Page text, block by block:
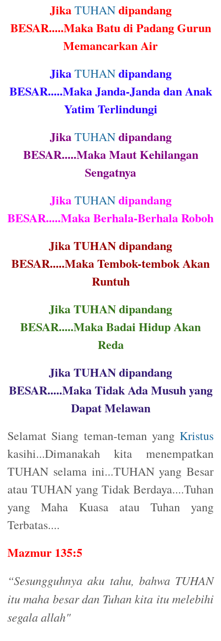
JikaTUHANdipandang
BESAR.....Maka Batu di Padang Gurun
Memancarkan Air
JikaTUHANdipandang
BESAR.....Maka Janda-Janda dan Anak
Yatim Terlindungi
JikaTUHANdipandang
BESAR.....Maka Maut Kehilangan
Sengatnya
JikaTUHANdipandang
BESAR.....Maka Berhala-Berhala Roboh
Jika TUHAN dipandang
BESAR.....Maka Tembok-tembok Akan
Runtuh
Jika TUHAN dipandang
BESAR.....Maka Badai Hidup Akan
Reda
Jika TUHAN dipandang
BESAR.....Maka Tidak Ada Musuh yang
Dapat Melawan
Selamat Siang teman-teman yang Kristus
kasihi...Dimanakah kita menempatkan
TUHAN selama ini...TUHAN yang Besar
atau TUHAN yang Tidak Berdaya....Tuhan
yang Maha Kuasa atau Tuhan yang
Terbatas....
Mazmur 135:5
“Sesungguhnya aku tahu, bahwa TUHAN
itu maha besar dan Tuhan kita itu melebihi
segala allah"